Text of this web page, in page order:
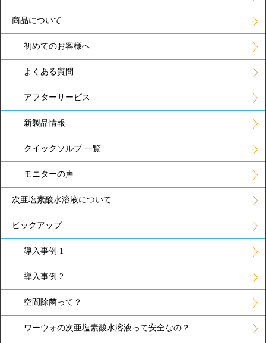
商品について
初めてのお客様へ
よくある質問
アフターサービス
新製品情報
クイックソルブ 一覧
モニターの声
次亜塩素酸水溶液について
ピックアップ
導入事例 1
導入事例 2
空間除菌って？
ワーウォの次亜塩素酸水溶液って安全なの？